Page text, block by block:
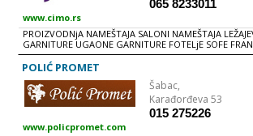
065 8233011
www.cimo.rs
PROIZVODNjA NAMEŠTAJA SALONI NAMEŠTAJA
GARNITURE UGAONE GARNITURE FOTELjE SOFE
POLIĆ PROMET
Šabac,
Karađorđeva 53
015 275226
www.policpromet.com